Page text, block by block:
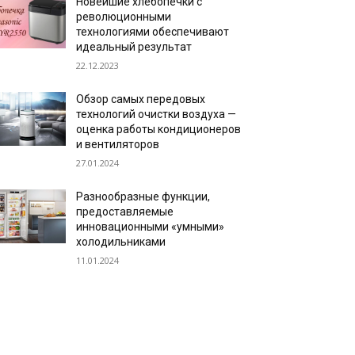
революционными
технологиями обеспечивают
идеальный результат
22.12.2023
Обзор самых передовых
технологий очистки воздуха —
оценка работы кондиционеров
и вентиляторов
27.01.2024
Разнообразные функции,
предоставляемые
инновационными «умными»
холодильниками
11.01.2024